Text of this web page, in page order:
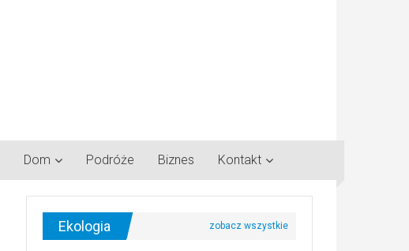
Dom Podróże Biznes Kontakt
Ekologia